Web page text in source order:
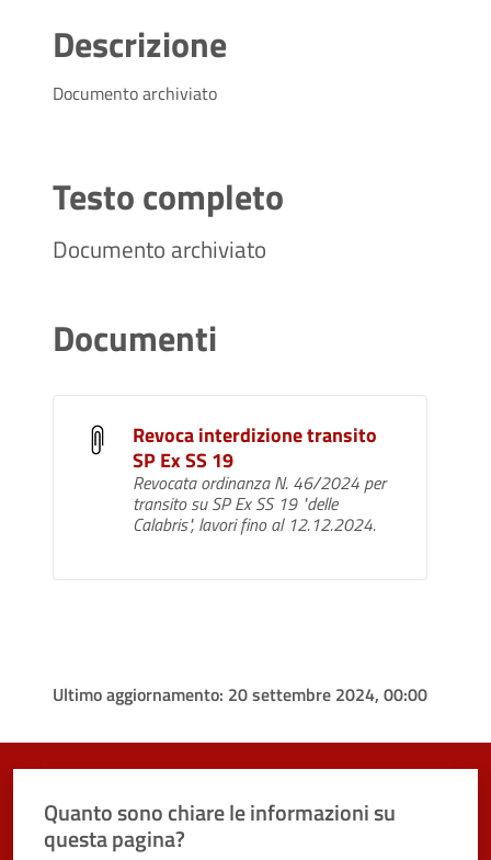
Descrizione
Documento archiviato
Testo completo
Documento archiviato
Documenti
Revoca interdizione transito
SP Ex SS 19
Revocata ordinanza N. 46/2024 per
transito su SP Ex SS 19 "delle
Calabris", lavori fino al 12.12.2024.
Ultimo aggiornamento: 20 settembre 2024, 00:00
Quanto sono chiare le informazioni su
questa pagina?